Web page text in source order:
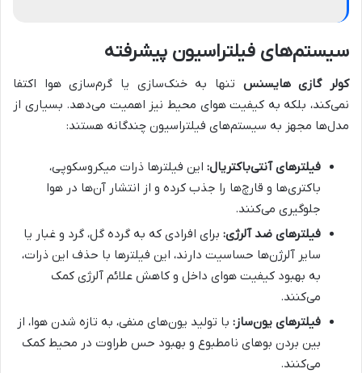
سیستم‌های فیلتراسیون پیشرفته
کولر گازی هایسنس تنها به خنک‌سازی یا گرم‌سازی هوا اکتفا
نمی‌کند، بلکه به کیفیت هوای محیط نیز اهمیت می‌دهد. بسیاری از
مدل‌ها مجهز به سیستم‌های فیلتراسیون چندگانه هستند:
فیلترهای آنتی‌باکتریال: این فیلترها ذرات میکروسکوپی،
باکتری‌ها و قارچ‌ها را جذب کرده و از انتشار آن‌ها در هوا
جلوگیری می‌کنند.
فیلترهای ضد آلرژی: برای افرادی که به گرده گل، گرد و غبار یا
سایر آلرژن‌ها حساسیت دارند، این فیلترها با حذف این ذرات،
به بهبود کیفیت هوای داخل و کاهش علائم آلرژی کمک
می‌کنند.
فیلترهای یون‌ساز: با تولید یون‌های منفی، به تازه شدن هوا، از
بین بردن بوهای نامطبوع و بهبود حس طراوت در محیط کمک
می‌کنند.